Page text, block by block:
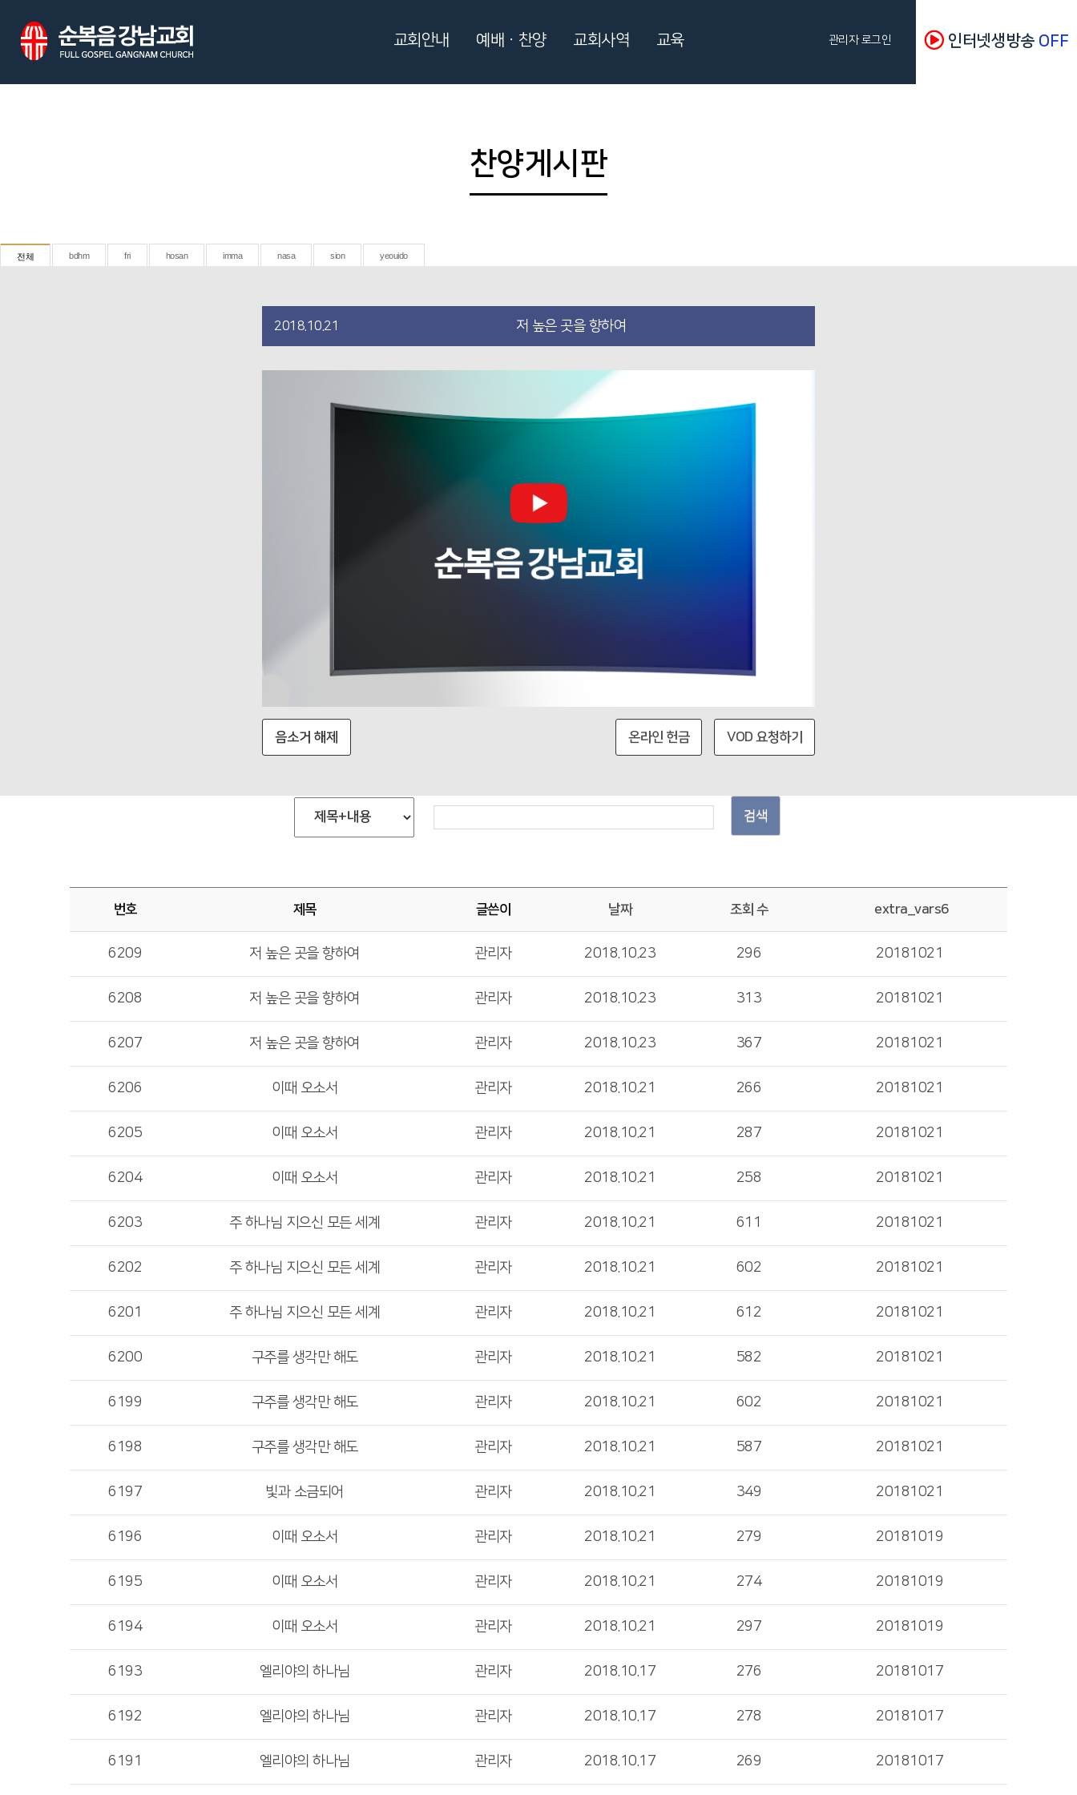
찬양게시판
전체 bdhm fri hosan imma nasa sion yeouido
2018.10.21 저 높은 곳을 향하여
음소거 해제 VOD 요청하기
온라인 헌금
검색
번호 제목 글쓴이 날짜 조회 수 extra_vars6
6209 저 높은 곳을 향하여 관리자 2018.10.23 296 20181021
6208 저 높은 곳을 향하여 관리자 2018.10.23 313 20181021
6207 저 높은 곳을 향하여 관리자 2018.10.23 367 20181021
6206 이때 오소서 관리자 2018.10.21 266 20181021
6205 이때 오소서 관리자 2018.10.21 287 20181021
6204 이때 오소서 관리자 2018.10.21 258 20181021
6203 주 하나님 지으신 모든 세계 관리자 2018.10.21 611 20181021
6202 주 하나님 지으신 모든 세계 관리자 2018.10.21 602 20181021
6201 주 하나님 지으신 모든 세계 관리자 2018.10.21 612 20181021
6200 구주를 생각만 해도 관리자 2018.10.21 582 20181021
6199 구주를 생각만 해도 관리자 2018.10.21 602 20181021
6198 구주를 생각만 해도 관리자 2018.10.21 587 20181021
6197 빛과 소금되어 관리자 2018.10.21 349 20181021
6196 이때 오소서 관리자 2018.10.21 279 20181019
6195 이때 오소서 관리자 2018.10.21 274 20181019
6194 이때 오소서 관리자 2018.10.21 297 20181019
6193 엘리야의 하나님 관리자 2018.10.17 276 20181017
6192 엘리야의 하나님 관리자 2018.10.17 278 20181017
6191 엘리야의 하나님 관리자 2018.10.17 269 20181017
교회안내 예배ㆍ찬양 교회사역 교육 관리자 로그인 인터넷생방송 OFF